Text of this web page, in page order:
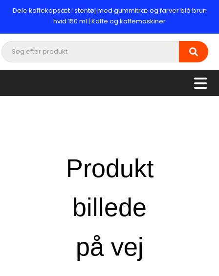
Dele kaffekopsæt i stentøj med gummitræ og farver blå brun
hvid 150 ml | Kaffe og kaffemaskiner